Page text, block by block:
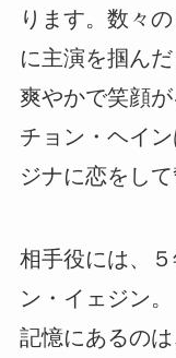
ります。数々
に主演を掴ん
爽やかで笑顔が
チョン・ヘイ
ジナに恋をし
相手役には、
ン・イェジン。
記憶にあるの